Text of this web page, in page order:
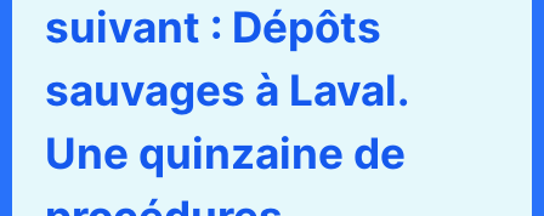
suivant : Dépôts
sauvages à Laval.
Une quinzaine de